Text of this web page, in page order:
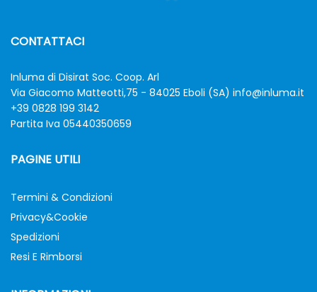
CONTATTACI
Inluma di Disirat Soc. Coop. Arl
Via Giacomo Matteotti,75 - 84025 Eboli (SA) info@inluma.it
+39 0828 199 3142
Partita Iva 05440350659
PAGINE UTILI
Termini & Condizioni
Privacy&Cookie
Spedizioni
Resi E Rimborsi